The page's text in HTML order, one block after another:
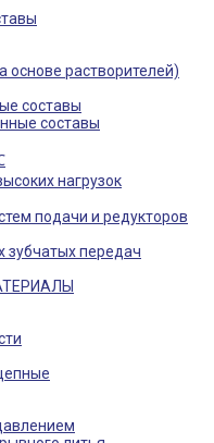
растворителей)
составы
составы
нагрузок
подачи и редукторов
передач